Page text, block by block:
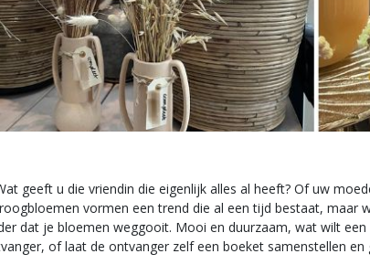
geeft u die vriendin die eigenlijk alles al heeft? Of uw
vormen een trend die al een tijd bestaat, maar
dat je bloemen weggooit. Mooi en duurzaam, wat wilt
of laat de ontvanger zelf een boeket samenstellen en